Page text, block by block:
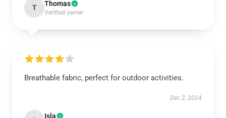
T Thomas
Verified owner
Breathable fabric, perfect for outdoor activities.
Dec 2, 2024
Isla